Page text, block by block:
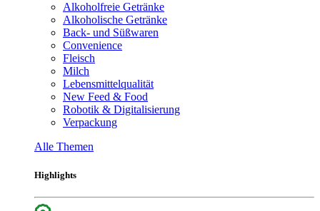
Alkoholfreie Getränke
Alkoholische Getränke
Back- und Süßwaren
Convenience
Fleisch
Milch
Lebensmittelqualität
New Feed & Food
Robotik & Digitalisierung
Verpackung
Alle Themen
Highlights